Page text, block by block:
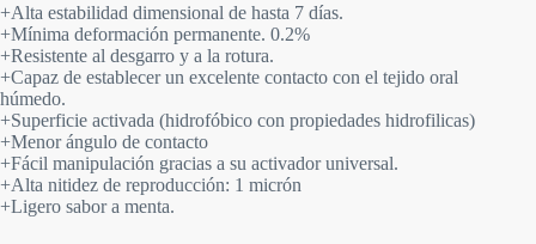
+Alta estabilidad dimensional de hasta 7 días.
+Mínima deformación permanente. 0.2%
+Resistente al desgarro y a la rotura.
+Capaz de establecer un excelente contacto con el tejido oral
húmedo.
+Superficie activada (hidrofóbico con propiedades hidrofilicas)
+Menor ángulo de contacto
+Fácil manipulación gracias a su activador universal.
+Alta nitidez de reproducción: 1 micrón
+Ligero sabor a menta.